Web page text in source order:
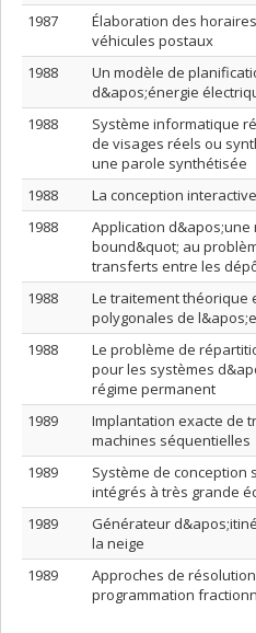
1987
Élaboration des
véhicules postaux
1988
Un modèle de
d&apos;énergie
1988
Système informatique
de visages réels ou
une parole synthétisée
1988
La conception
1988
Application
bound&quot; au
transferts entre les
1988
Le traitement théorique
polygonales de
1988
Le problème de
pour les systèmes
régime permanent
1989
Implantation exacte de
machines séquentielles
1989
Système de conception
intégrés à très grande
1989
Générateur
la neige
1989
Approches de
programmation